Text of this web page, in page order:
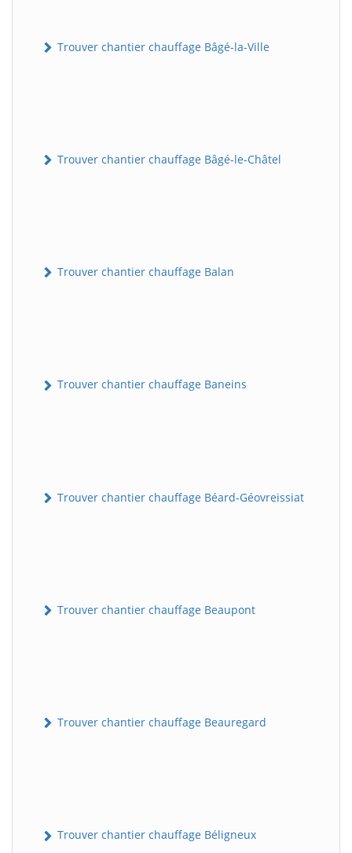
Trouver chantier chauffage Bâgé-la-Ville
Trouver chantier chauffage Bâgé-le-Châtel
Trouver chantier chauffage Balan
Trouver chantier chauffage Baneins
Trouver chantier chauffage Béard-Géovreissiat
Trouver chantier chauffage Beaupont
Trouver chantier chauffage Beauregard
Trouver chantier chauffage Béligneux